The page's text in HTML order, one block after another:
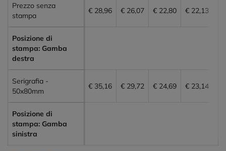
Prezzo senza
stampa
€ 28,96 € 26,07 € 22,80 € 22,13
Posizione di
stampa: Gamba
destra
Serigrafia -
50x80mm
€ 35,16 € 29,72 € 24,69 € 23,14
Posizione di
stampa: Gamba
sinistra